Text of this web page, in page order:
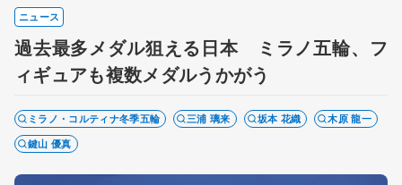
ニュース
過去最多メダル狙える日本 ミラノ五輪、フ
ィギュアも複数メダルうかがう
ミラノ・コルティナ冬季五輪 三浦 璃来 坂本 花織
木原 龍一
鍵山 優真